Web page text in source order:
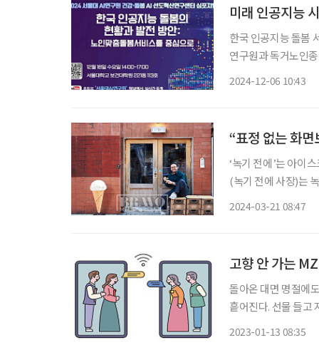
미래 인공지능
한국 인공지능 돌봄
연구원과 독거노인
2024-12-06 10:43
“표정 없는 화
‘녹기 전에’는 아이
(녹기 전에 사장)는
2024-03-21 08:47
고향 안 가는
돌아온 대면 명절에
흩어진다. 선물 들고
2023-01-13 08:35